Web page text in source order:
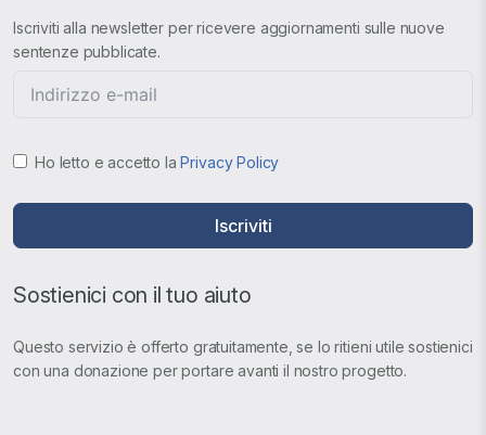
Iscriviti alla newsletter per ricevere aggiornamenti sulle nuove
sentenze pubblicate.
Ho letto e accetto laPrivacy Policy
Iscriviti
Sostienici con il tuo aiuto
Questo servizio è offerto gratuitamente, se lo ritieni utile sostienici
con una donazione per portare avanti il nostro progetto.